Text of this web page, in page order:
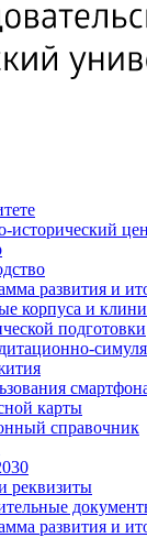
исторический
развития и
корпуса и
подготовки
карты
справочник
реквизиты
развития и